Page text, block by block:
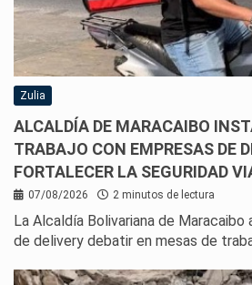
Zulia
ALCALDÍA DE MARACAIBO
TRABAJO CON EMPRESAS DE
FORTALECER LA SEGURIDAD
07/08/2026 2 minutos de lectura
La Alcaldía Bolivariana de
de delivery debatir en mesas de